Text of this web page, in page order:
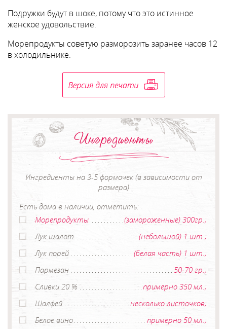
Подружки будут в шоке, потому что это истинное
женское удовольствие.
Морепродукты советую разморозить заранее часов 12
в холодильнике.
Ингредиенты
Ингредиенты на 3-5 формочек (в зависимости от
размера)
Есть дома в наличии, отметить:
Морепродукты
(замороженные) 300гр.;
Лук шалот
(небольшой) 1 шт.;
Лук порей
(белая часть) 1 шт.;
Пармезан
50-70 гр.;
Сливки 20 %
примерно 350 мл.;
Шалфей
несколько листочков;
Белое вино
примерно 50 мл.;